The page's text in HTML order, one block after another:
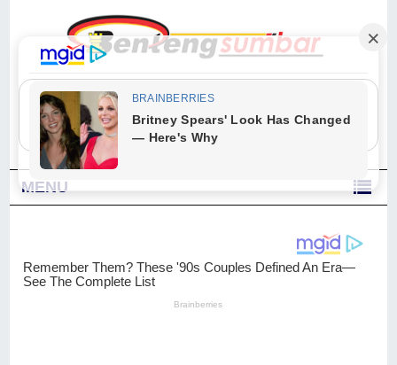
"Sesungguhnya Allah dan para malaikat-Nya berselawat untuk Nabi.
Wahai orang-orang yang beriman, berselawatlah kamu untuk Nabi dan
ucapkanlah salam dengan penuh penghormatan kepadanya." (Qs. Al
Ahzab Ayat 56)
MENU